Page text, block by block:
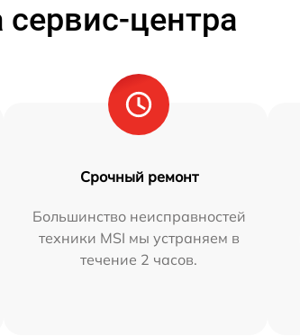
центра
Срочный ремонт
Большинство неисправностей
техники MSI мы устраняем в
течение 2 часов.